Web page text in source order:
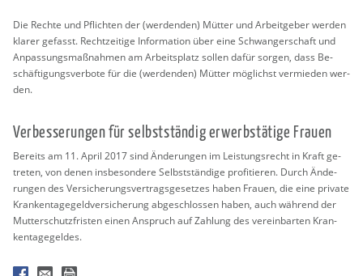
Die Rech­te und Pflich­ten der (wer­den­den) Müt­ter und Ar­beit­ge­ber wer­den
kla­rer ge­fasst. Recht­zei­ti­ge In­for­ma­ti­on über eine Schwan­ger­schaft und
An­pas­sungs­maß­nah­men am Ar­beits­platz sol­len dafür sor­gen, dass Be­
schäf­ti­gungs­ver­bo­te für die (wer­den­den) Müt­ter mög­lichst ver­mie­den wer­
den.
Ver­bes­se­run­gen für selbst­stän­dig er­werbs­tä­ti­ge Frau­en
Be­reits am 11. April 2017 sind Än­de­run­gen im Leis­tungs­recht in Kraft ge­
tre­ten, von denen ins­be­son­de­re Selbst­stän­di­ge pro­fi­tie­ren. Durch Än­de­
run­gen des Ver­si­che­rungs­ver­trags­ge­set­zes haben Frau­en, die eine pri­va­te
Kran­ken­ta­ge­geld­ver­si­che­rung ab­ge­schlos­sen haben, auch wäh­rend der
Mut­ter­schutz­fris­ten einen An­spruch auf Zah­lung des ver­ein­bar­ten Kran­
ken­ta­ge­gel­des.